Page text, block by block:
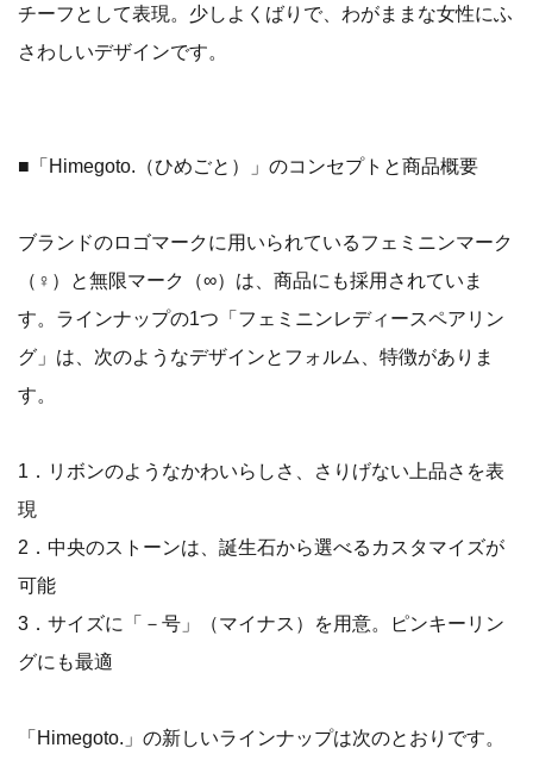
チーフとして表現。少しよくばりで、わがままな女性にふ
さわしいデザインです。
■「Himegoto.（ひめごと）」のコンセプトと商品概要
ブランドのロゴマークに用いられているフェミニンマーク
（♀）と無限マーク（∞）は、商品にも採用されていま
す。ラインナップの1つ「フェミニンレディースペアリン
グ」は、次のようなデザインとフォルム、特徴がありま
す。
1．リボンのようなかわいらしさ、さりげない上品さを表
現
2．中央のストーンは、誕生石から選べるカスタマイズが
可能
3．サイズに「－号」（マイナス）を用意。ピンキーリン
グにも最適
「Himegoto.」の新しいラインナップは次のとおりです。